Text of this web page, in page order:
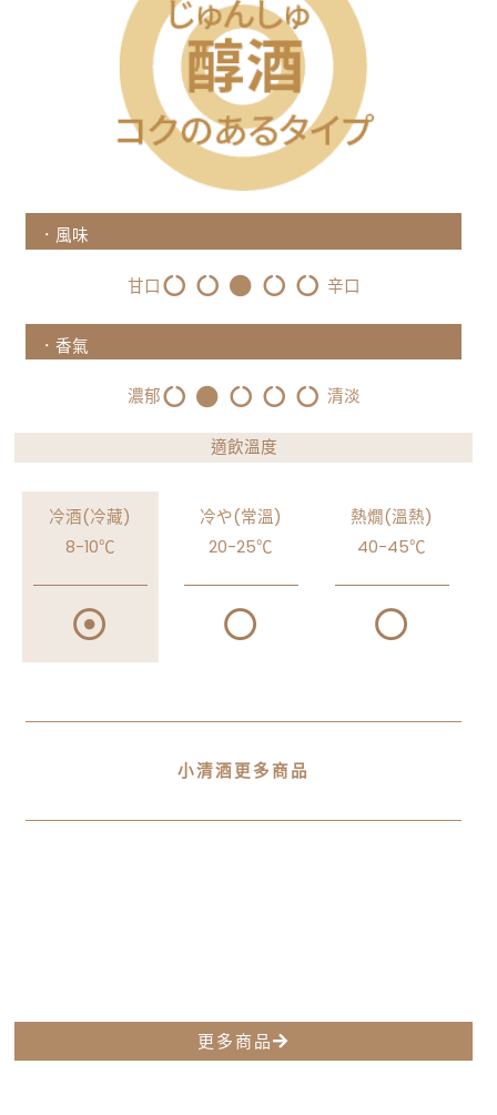
．風味
甘口 辛口
．香氣
濃郁 清淡
適飲溫度
冷酒(冷藏)
8-10℃
冷や(常溫)
20-25℃
熱燗(溫熱)
40-45℃
小清酒更多商品
更多商品